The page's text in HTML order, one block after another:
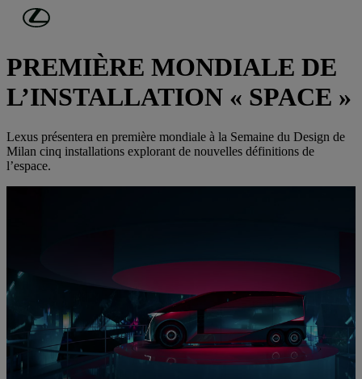
Passer au contenu principal
MILAN DESIGN WEEK 2026
PREMIÈRE MONDIALE DE
L’INSTALLATION « SPACE »
Lexus présentera en première mondiale à la Semaine du Design de
Milan cinq installations explorant de nouvelles définitions de
l’espace.